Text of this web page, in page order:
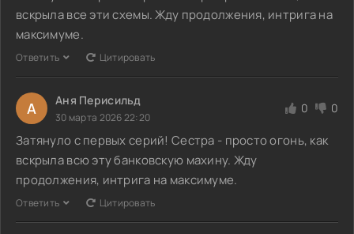
вскрыла все эти схемы. Жду продолжения, интрига на
максимуме.
Ответить Цитировать
А Аня Перисильд
30 марта 2026 22:20
0 0
Затянуло с первых серий! Сестра - просто огонь, как
вскрыла всю эту банковскую махину. Жду
продолжения, интрига на максимуме.
Ответить Цитировать